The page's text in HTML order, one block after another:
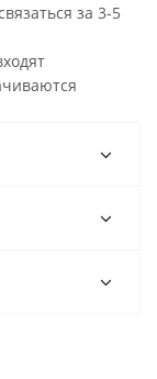
за 3-5